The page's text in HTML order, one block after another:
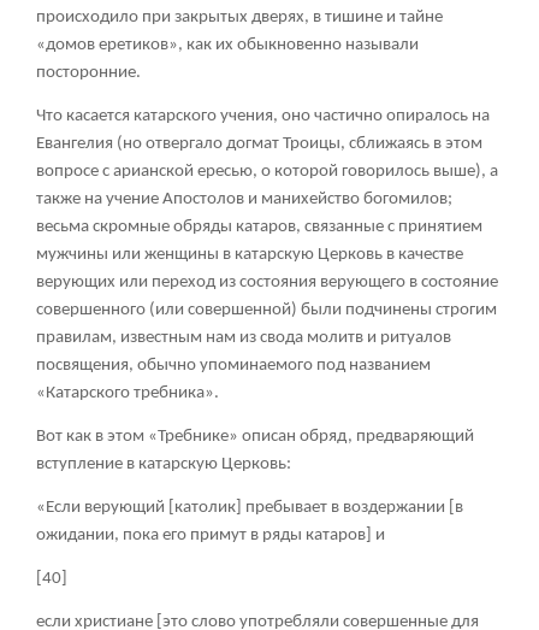
происходило при закрытых дверях, в тишине и тайне
«домов еретиков», как их обыкновенно называли
посторонние.
Что касается катарского учения, оно частично опиралось на
Евангелия (но отвергало догмат Троицы, сближаясь в этом
вопросе с арианской ересью, о которой говорилось выше), а
также на учение Апостолов и манихейство богомилов;
весьма скромные обряды катаров, связанные с принятием
мужчины или женщины в катарскую Церковь в качестве
верующих или переход из состояния верующего в состояние
совершенного (или совершенной) были подчинены строгим
правилам, известным нам из свода молитв и ритуалов
посвящения, обычно упоминаемого под названием
«Катарского требника».
Вот как в этом «Требнике» описан обряд, предваряющий
вступление в катарскую Церковь:
«Если верующий [католик] пребывает в воздержании [в
ожидании, пока его примут в ряды катаров] и
[40]
если христиане [это слово употребляли совершенные для